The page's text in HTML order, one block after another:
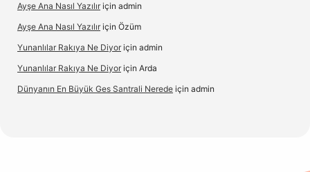
Ayşe Ana Nasıl Yazılır için admin
Ayşe Ana Nasıl Yazılır için Özüm
Yunanlılar Rakıya Ne Diyor için admin
Yunanlılar Rakıya Ne Diyor için Arda
Dünyanın En Büyük Ges Santrali Nerede için admin